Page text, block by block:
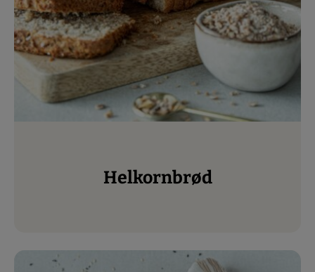
Helkornbrød